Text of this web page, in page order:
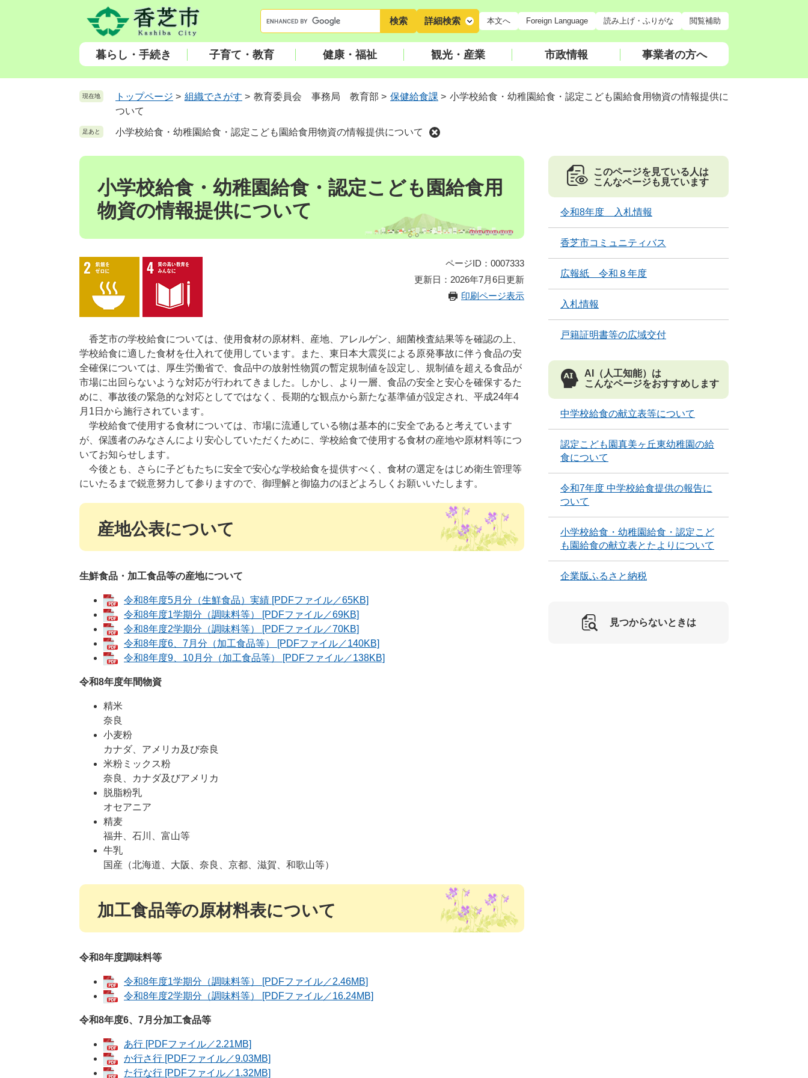
頭
飛
ー
ワ
ー
索
詳細検索 本文へ Foreign Language 読み上げ・ふりがな 閲覧補助
暮らし・手続き 子育て・教育 健康・福祉 観光・産業 市政情報 事業者の方へ
現在地 トップページ > 組織でさがす > 教育委員会 事務局 教育部 > 保健給食課 > 小学校給食・幼稚園給食・認定こども園給食用物資の情報提供に
ついて
足あと 小学校給食・幼稚園給食・認定こども園給食用物資の情報提供について
本
小学校給食・幼稚園給食・認定こども園給食用
物資の情報提供について
ページID：0007333
更新日：2026年7月6日更新
印刷ページ表示
香芝市の学校給食については、使用食材の原材料、産地、アレルゲン、細菌検査結果等を確認の上、
学校給食に適した食材を仕入れて使用しています。また、東日本大震災による原発事故に伴う食品の安
全確保については、厚生労働省で、食品中の放射性物質の暫定規制値を設定し、規制値を超える食品が
市場に出回らないような対応が行われてきました。しかし、より一層、食品の安全と安心を確保するた
めに、事故後の緊急的な対応としてではなく、長期的な観点から新たな基準値が設定され、平成24年4
月1日から施行されています。
学校給食で使用する食材については、市場に流通している物は基本的に安全であると考えています
が、保護者のみなさんにより安心していただくために、学校給食で使用する食材の産地や原材料等につ
いてお知らせします。
今後とも、さらに子どもたちに安全で安心な学校給食を提供すべく、食材の選定をはじめ衛生管理等
にいたるまで鋭意努力して参りますので、御理解と御協力のほどよろしくお願いいたします。
産地公表について
生鮮食品・加工食品等の産地について​
令和8年度5月分（生鮮食品）実績 [PDFファイル／65KB]
令和8年度1学期分（調味料等） [PDFファイル／69KB]
令和8年度2学期分（調味料等） [PDFファイル／70KB]
令和8年度6、7月分（加工食品等） [PDFファイル／140KB]
令和8年度9、10月分（加工食品等） [PDFファイル／138KB]
令和8年度年間物資
精米
奈良
小麦粉
カナダ、アメリカ及び奈良
米粉ミックス粉
奈良、カナダ及びアメリカ
脱脂粉乳
オセアニア
精麦
福井、石川、富山等
牛乳
国産（北海道、大阪、奈良、京都、滋賀、和歌山等）
加工食品等の原材料表について
令和8年度調味料等
令和8年度1学期分（調味料等） [PDFファイル／2.46MB]
令和8年度2学期分（調味料等） [PDFファイル／16.24MB]
令和8年度6、7月分加工食品等
あ行 [PDFファイル／2.21MB]
か行さ行 [PDFファイル／9.03MB]
た行な行 [PDFファイル／1.32MB]
このページを見ている人は
こんなページも見ています
令和8年度 入札情報
香芝市コミュニティバス
広報紙 令和８年度
入札情報
戸籍証明書等の広域交付
AI（人工知能）は
こんなページをおすすめします
中学校給食の献立表等について
認定こども園真美ヶ丘東幼稚園の給
食について
令和7年度 中学校給食提供の報告に
ついて
小学校給食・幼稚園給食・認定こど
も園給食の献立表とたよりについて
企業版ふるさと納税
見つからないときは